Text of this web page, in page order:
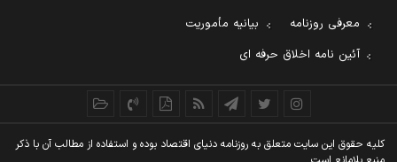
معرفی روزنامه
بیانیه مأموریت
آئین نامه اخلاق حرفه ای
کليه حقوق اين سايت متعلق به روزنامه دنيای اقتصاد بوده و استفاده از مطالب آن با ذکر